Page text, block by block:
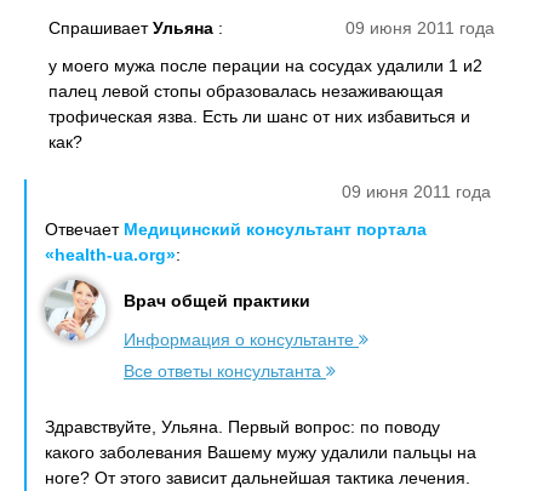
09 июня 2011 года
СпрашиваетУльяна :
у моего мужа после перации на сосудах удалили 1 и2
палец левой стопы образовалась незаживающая
трофическая язва. Есть ли шанс от них избавиться и
как?
09 июня 2011 года
Отвечает Медицинский консультант портала
«health-ua.org»:
Врач общей практики
Информация о консультанте
Все ответы консультанта
Здравствуйте, Ульяна. Первый вопрос: по поводу
какого заболевания Вашему мужу удалили пальцы на
ноге? От этого зависит дальнейшая тактика лечения.